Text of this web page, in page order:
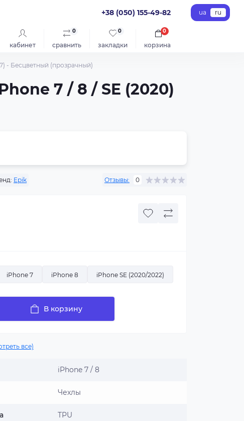
+38 (050) 155-49-82 ua ru
кабинет сравнить
0
закладки
0
корзина
0
- Бесцветный (прозрачный)
7 / 8 / SE (2020)
Epik Отзывы: 0
iPhone 7 iPhone 8 iPhone SE (2020/2022)
В корзину
все)
iPhone 7 / 8
Чехлы
TPU